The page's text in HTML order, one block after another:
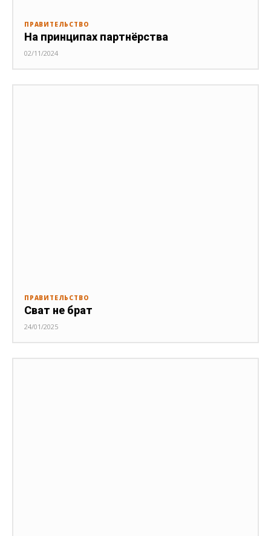
ПРАВИТЕЛЬСТВО
На принципах партнёрства
02/11/2024
ПРАВИТЕЛЬСТВО
Сват не брат
24/01/2025